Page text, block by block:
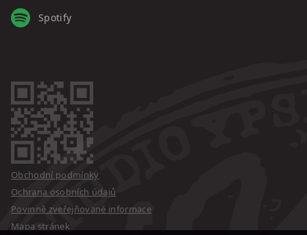
Spotify
Obchodní podmínky
Ochrana osobních údajů
Povinně zveřejňované informace
Mapa stránek